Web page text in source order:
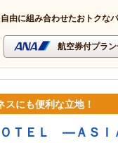
由に組み合わせたおトクな
航空券付プラ
にも便利な立地！
ＯＴＥＬ ―ＡＳＩ